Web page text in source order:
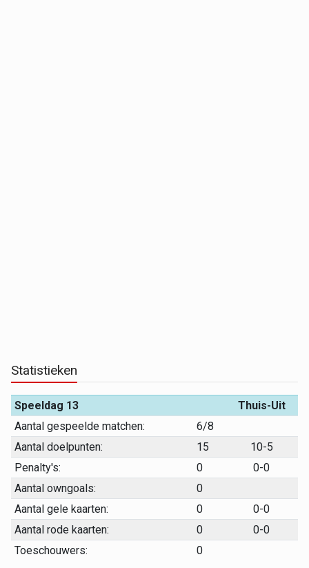
Statistieken
Speeldag 13
Thuis-Uit
Aantal gespeelde matchen:
6/8
Aantal doelpunten:
15
10-5
Penalty's:
0
0-0
Aantal owngoals:
0
Aantal gele kaarten:
0
0-0
Aantal rode kaarten:
0
0-0
Toeschouwers:
0